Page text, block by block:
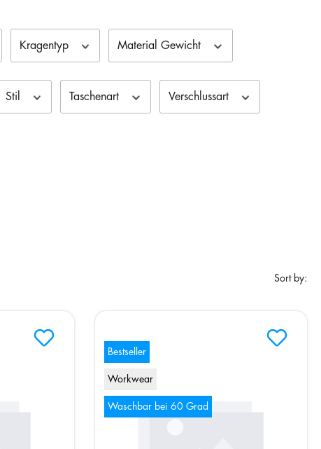
Kragentyp Material Gewicht
Stil Taschenart Verschlussart
Sort by:
Bestseller
Workwear
Waschbar bei 60 Grad